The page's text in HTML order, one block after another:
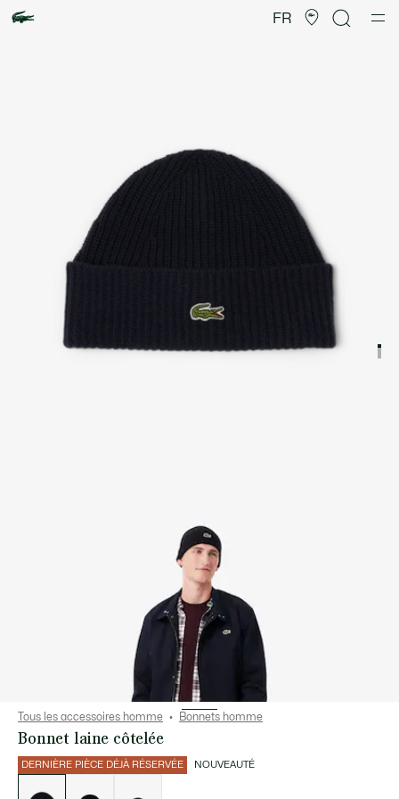
FR
d’images
produit
Tous les accessoires homme Bonnets homme
Bonnet laine côtelée
DERNIÈRE PIÈCE DÉJÀ RÉSERVÉE NOUVEAUTÉ
déclinaisons